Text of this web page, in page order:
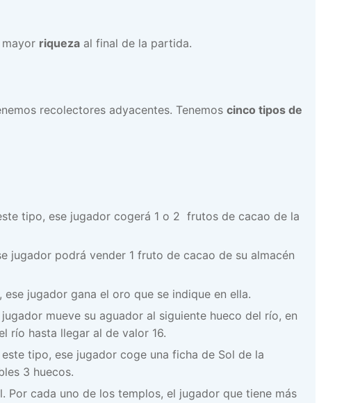
riqueza al final de la partida.
recolectores adyacentes. Tenemos cinco tipos de
tipo, ese jugador cogerá 1 o 2 frutos de cacao de la
jugador podrá vender 1 fruto de cacao de su almacén
jugador gana el oro que se indique en ella.
mueve su aguador al siguiente hueco del río, en
río hasta llegar al de valor 16.
tipo, ese jugador coge una ficha de Sol de la
3 huecos.
cada uno de los templos, el jugador que tiene más